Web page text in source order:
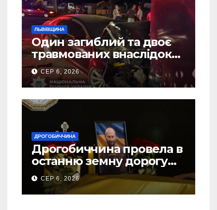
ЛЬВІВЩИНА
Один загиблий та двоє
травмованих внаслідок
ДТП на Самбірщині
СЕР 6, 2026
ДРОГОБИЧЧИНА
Дрогобиччина провела в
останню земну дорогу
свого Захисника – Олега
Торського
СЕР 6, 2026